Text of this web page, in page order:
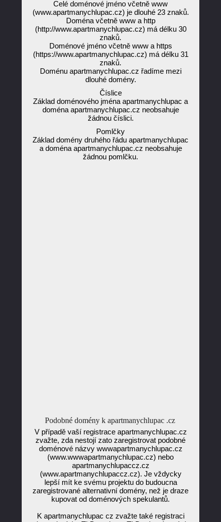
Celé doménové jméno včetně www
(www.apartmanychlupac.cz) je dlouhé 23 znaků.
Doména včetně www a http
(http://www.apartmanychlupac.cz) má délku 30
znaků.
Doménové jméno včetně www a https
(https://www.apartmanychlupac.cz) má délku 31
znaků.
Doménu apartmanychlupac.cz řadíme mezi
dlouhé domény.
Číslice
Základ doménového jména apartmanychlupac a
doména apartmanychlupac.cz neobsahuje
žádnou číslici.
Pomlčky
Základ domény druhého řádu apartmanychlupac
a doména apartmanychlupac.cz neobsahuje
žádnou pomlčku.
Podobné domény k apartmanychlupac .cz
V případě vaší registrace apartmanychlupac.cz
zvažte, zda nestojí zato zaregistrovat podobné
doménové názvy wwwapartmanychlupac.cz
(www.wwwapartmanychlupac.cz) nebo
apartmanychlupaccz.cz
(www.apartmanychlupaccz.cz). Je vždycky
lepší mít ke svému projektu do budoucna
zaregistrované alternativní domény, než je draze
kupovat od doménových spekulantů.
K apartmanychlupac cz zvažte také registraci